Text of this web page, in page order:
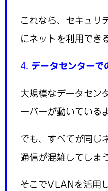
これなら、セキュリ
にネットを利用でき
4. データセンターで
大規模なデータセン
ーバーが動いている
でも、すべてが同じ
通信が混雑してしま
そこでVLANを活用